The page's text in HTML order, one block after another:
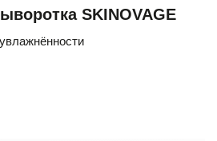
SKINOVAGE